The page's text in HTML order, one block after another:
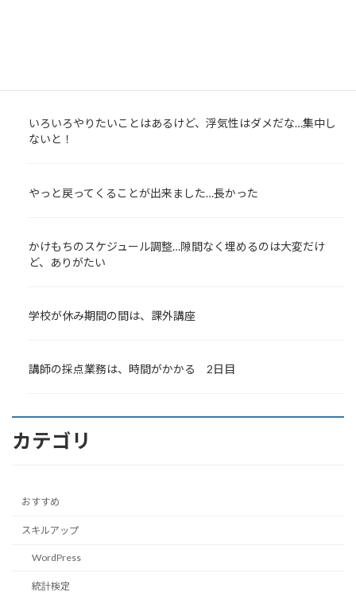
いろいろやりたいことはあるけど、浮気性はダメだな…集中し
ないと！
やっと戻ってくることが出来ました…長かった
かけもちのスケジュール調整…隙間なく埋めるのは大変だけ
ど、ありがたい
学校が休み期間の間は、課外講座
講師の採点業務は、時間がかかる 2日目
カテゴリ
おすすめ
スキルアップ
WordPress
統計検定